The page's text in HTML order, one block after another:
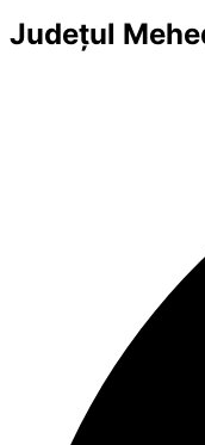
Județul